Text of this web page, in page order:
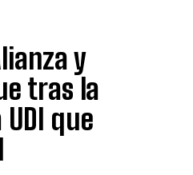
y
tras la
que